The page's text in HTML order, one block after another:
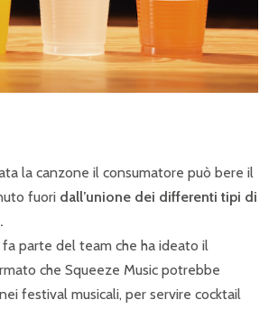
la canzone il consumatore può bere il
fuori dall’unione dei differenti tipi di
parte del team che ha ideato il
che Squeeze Music potrebbe
festival musicali, per servire cocktail